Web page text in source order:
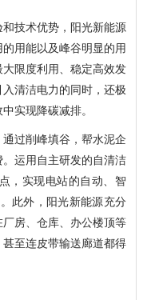
技术优势，阳光新能源
用能以及峰谷明显的用
限度利用、稳定高效发
清洁电力的同时，还极
实现降碳减排。
过削峰填谷，帮水泥企
运用自主研发的自清洁
，实现电站的自动、智
此外，阳光新能源充分
房、仓库、办公楼顶等
至连皮带输送廊道都得